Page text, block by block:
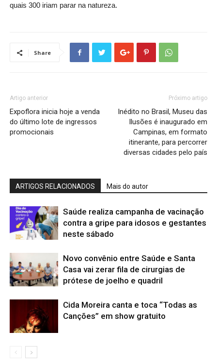
quais 300 iriam parar na natureza.
Share
Artigo anterior
Expoflora inicia hoje a venda
do último lote de ingressos
promocionais
Próximo artigo
Inédito no Brasil, Museu das
Ilusões é inaugurado em
Campinas, em formato
itinerante, para percorrer
diversas cidades pelo país
ARTIGOS RELACIONADOS Mais do autor
Saúde realiza campanha de vacinação
contra a gripe para idosos e gestantes
neste sábado
Novo convênio entre Saúde e Santa
Casa vai zerar fila de cirurgias de
prótese de joelho e quadril
Cida Moreira canta e toca “Todas as
Canções” em show gratuito